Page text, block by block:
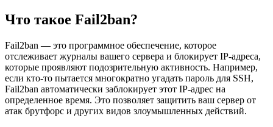
Что такое Fail2ban?
Fail2ban — это программное обеспечение, которое
отслеживает журналы вашего сервера и блокирует IP-адреса,
которые проявляют подозрительную активность. Например,
если кто-то пытается многократно угадать пароль для SSH,
Fail2ban автоматически заблокирует этот IP-адрес на
определенное время. Это позволяет защитить ваш сервер от
атак брутфорс и других видов злоумышленных действий.